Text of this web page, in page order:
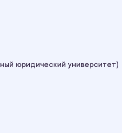
юридический университет)